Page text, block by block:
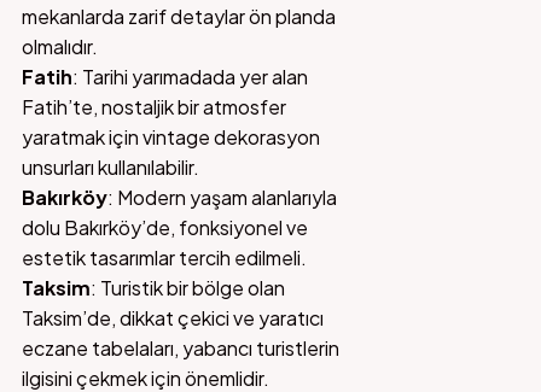
mekanlarda zarif detaylar ön planda
olmalıdır.
Fatih: Tarihi yarımadada yer alan
Fatih’te, nostaljik bir atmosfer
yaratmak için vintage dekorasyon
unsurları kullanılabilir.
Bakırköy: Modern yaşam alanlarıyla
dolu Bakırköy’de, fonksiyonel ve
estetik tasarımlar tercih edilmeli.
Taksim: Turistik bir bölge olan
Taksim’de, dikkat çekici ve yaratıcı
eczane tabelaları, yabancı turistlerin
ilgisini çekmek için önemlidir.